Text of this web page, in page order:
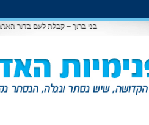
בני ברוך – קבלה לעם בדור